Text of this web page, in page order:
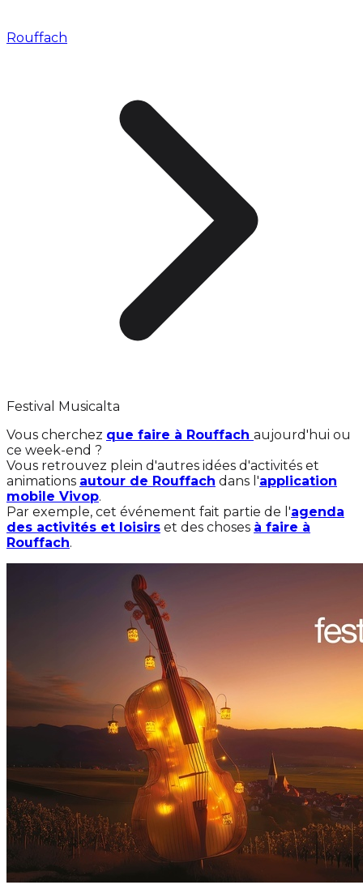
Rouffach
Festival Musicalta
Vous cherchez que faire à Rouffach aujourd'hui ou
ce week-end ?
Vous retrouvez plein d'autres idées d'activités et
animations autour de Rouffach dans l'application
mobile Vivop.
Par exemple, cet événement fait partie de l'agenda
des activités et loisirs et des choses à faire à
Rouffach.